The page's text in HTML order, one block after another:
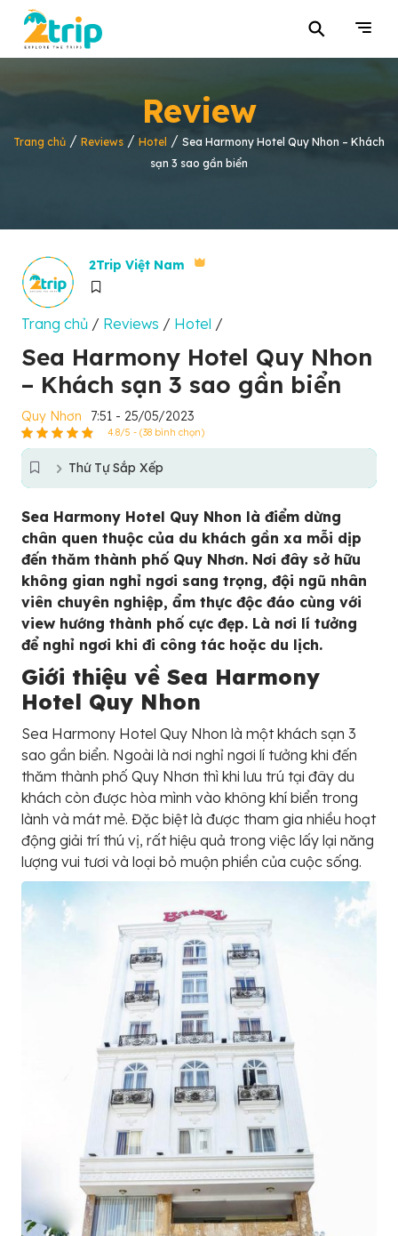
⚲
Review
Trang chủ / Reviews / Hotel / Sea Harmony Hotel Quy Nhon – Khách
sạn 3 sao gần biển
2Trip Việt Nam
Trang chủ / Reviews / Hotel /
Sea Harmony Hotel Quy Nhon
– Khách sạn 3 sao gần biển
Quy Nhơn 7:51 - 25/05/2023
4.8/5 - (38 bình chọn)
Thứ Tự Sắp Xếp
Sea Harmony Hotel Quy Nhon là điểm dừng
chân quen thuộc của du khách gần xa mỗi dịp
đến thăm thành phố Quy Nhơn. Nơi đây sở hữu
không gian nghỉ ngơi sang trọng, đội ngũ nhân
viên chuyên nghiệp, ẩm thực độc đáo cùng với
view hướng thành phố cực đẹp. Là nơi lí tưởng
để nghỉ ngơi khi đi công tác hoặc du lịch.
Giới thiệu về Sea Harmony
Hotel Quy Nhon
Sea Harmony Hotel Quy Nhon là một khách sạn 3
sao gần biển. Ngoài là nơi nghỉ ngơi lí tưởng khi đến
thăm thành phố Quy Nhơn thì khi lưu trú tại đây du
khách còn được hòa mình vào không khí biển trong
lành và mát mẻ. Đặc biệt là được tham gia nhiều hoạt
động giải trí thú vị, rất hiệu quả trong việc lấy lại năng
lượng vui tươi và loại bỏ muộn phiền của cuộc sống.